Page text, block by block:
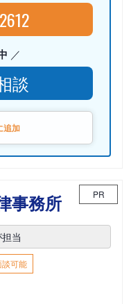
談
追加
事務所 PR
当
談可能